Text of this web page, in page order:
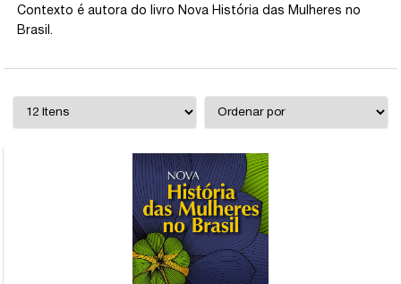
Contexto é autora do livro Nova História das Mulheres no
Brasil.